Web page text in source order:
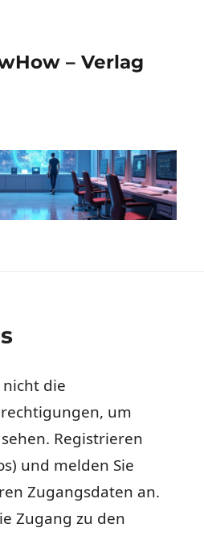
– Verlag
die
um
Registrieren
und melden Sie
Zugangsdaten an.
Zugang zu den